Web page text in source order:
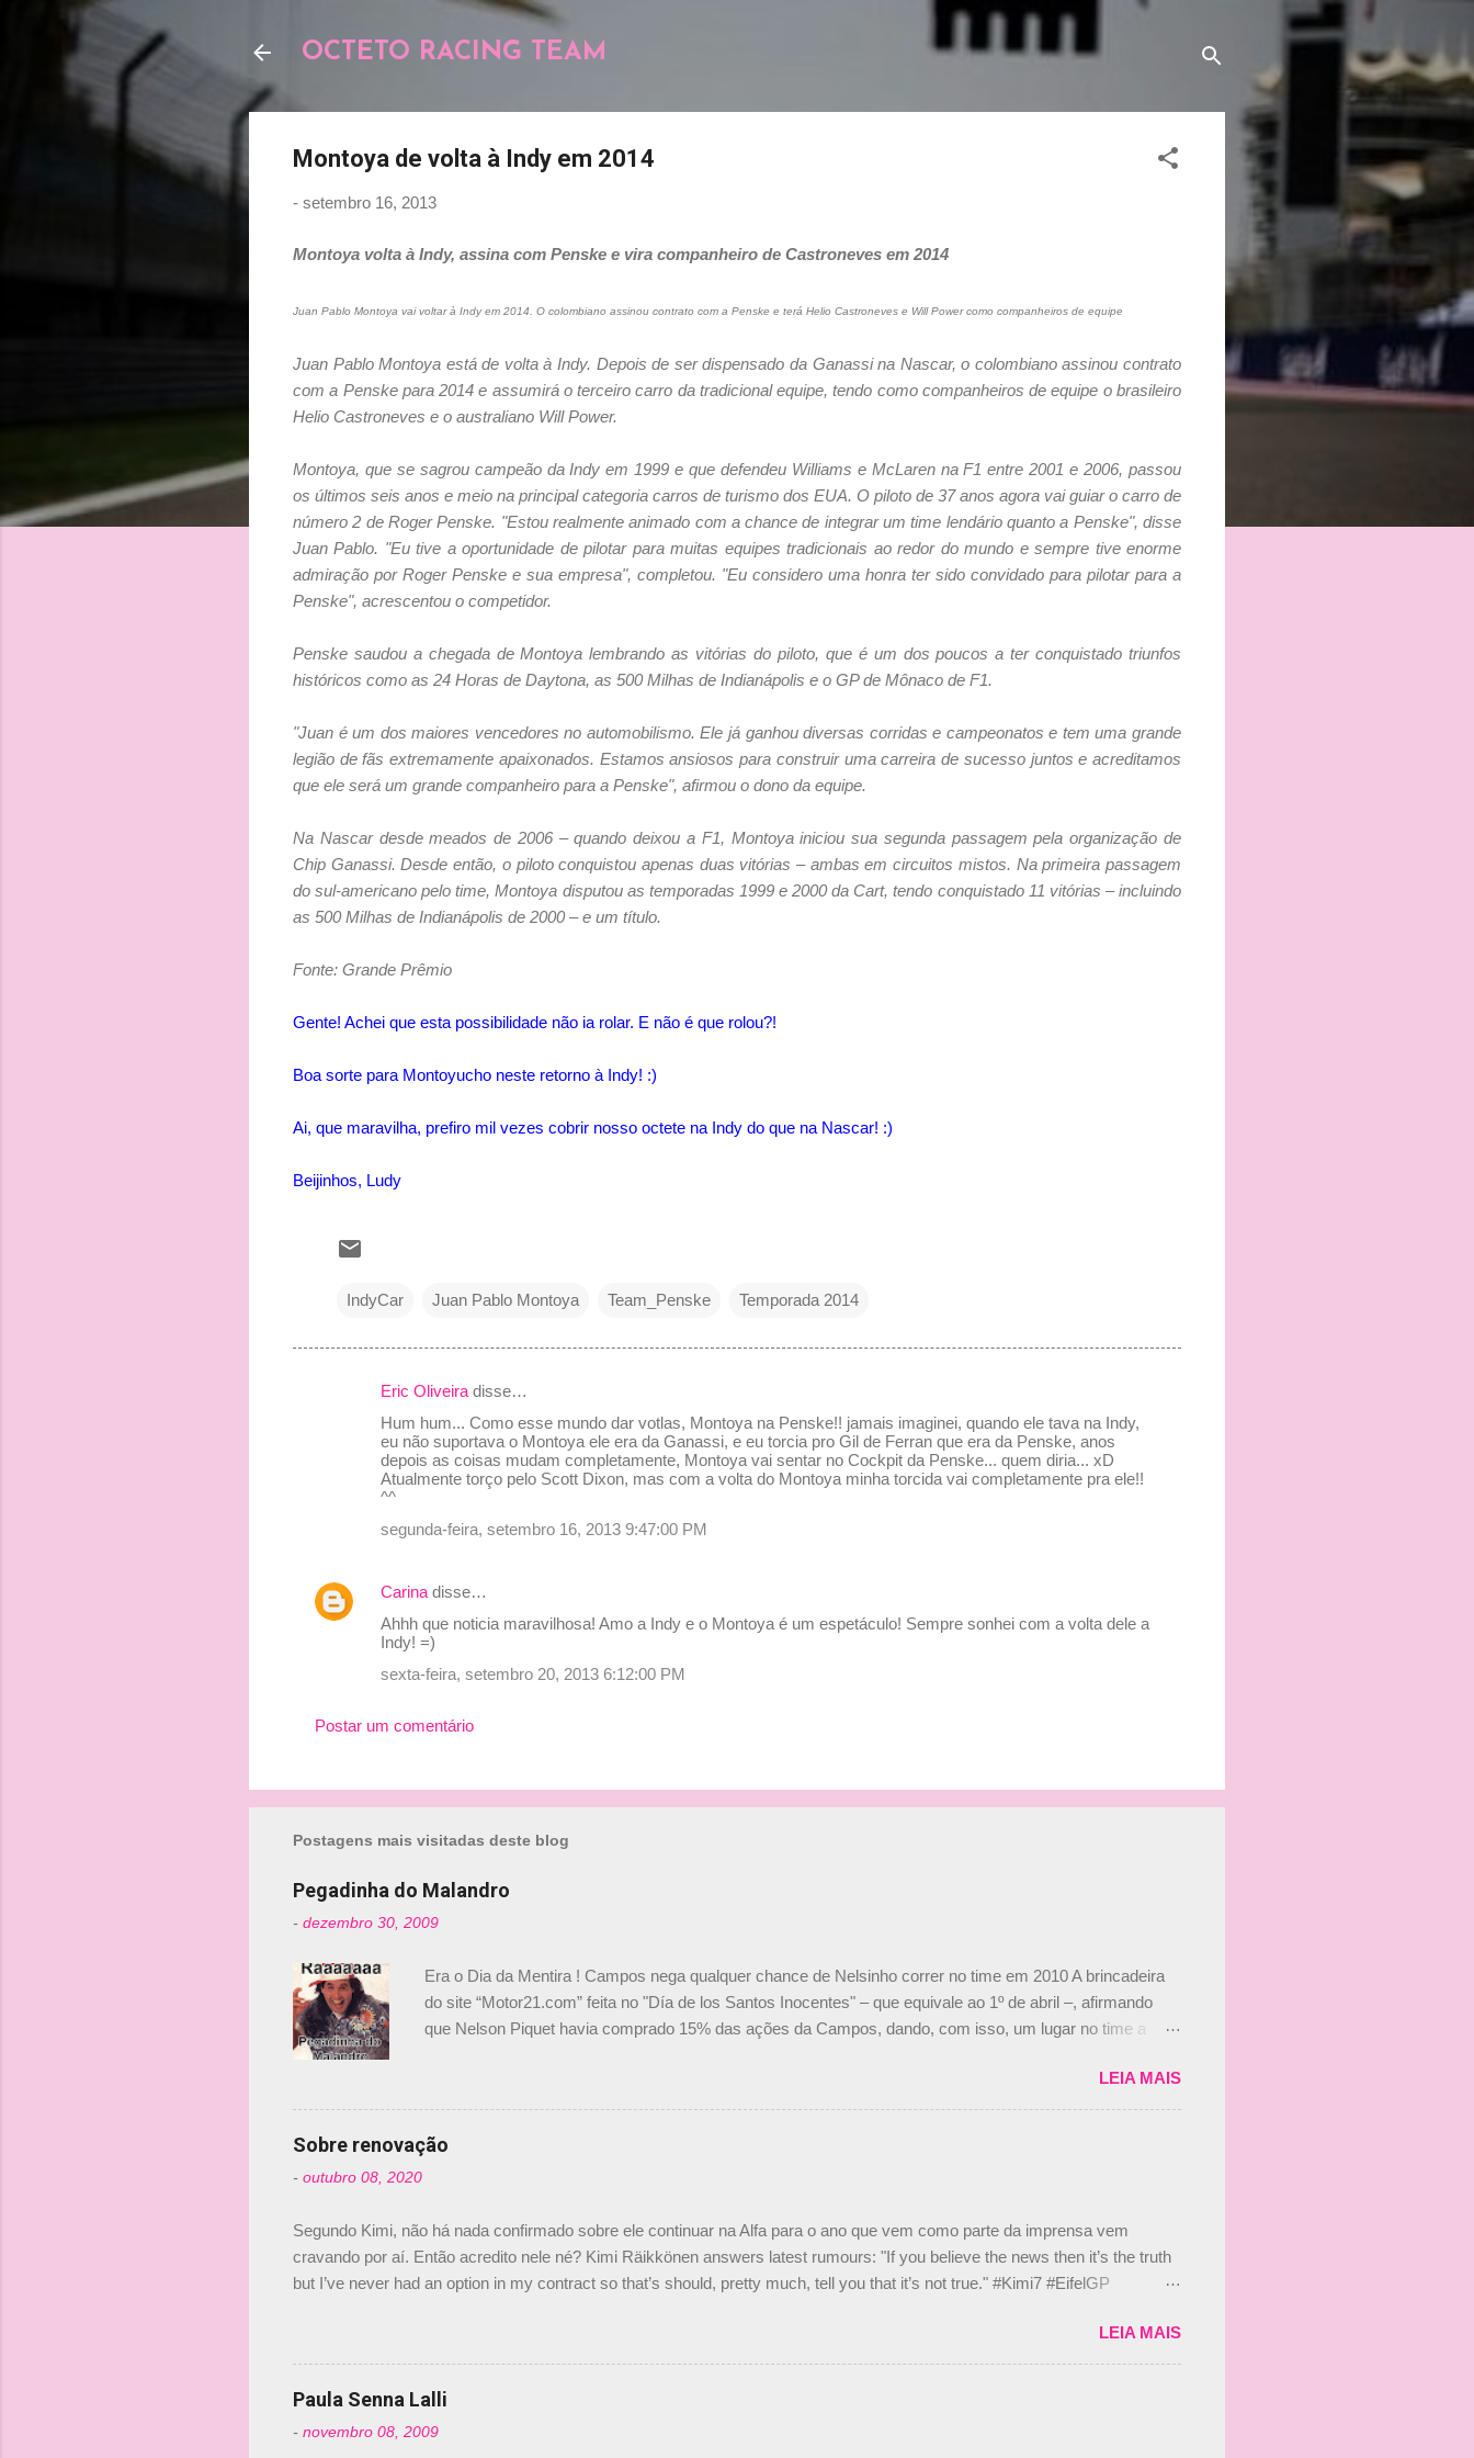
OCTETO RACING TEAM
Montoya de volta à Indy em 2014
- setembro 16, 2013
Montoya volta à Indy, assina com Penske e vira companheiro de Castroneves em 2014
Juan Pablo Montoya vai voltar à Indy em 2014. O colombiano assinou contrato com a Penske e terá Helio Castroneves e Will Power como companheiros de equipe
Juan Pablo Montoya está de volta à Indy. Depois de ser dispensado da Ganassi na Nascar, o colombiano assinou contrato
com a Penske para 2014 e assumirá o terceiro carro da tradicional equipe, tendo como companheiros de equipe o brasileiro
Helio Castroneves e o australiano Will Power.
Montoya, que se sagrou campeão da Indy em 1999 e que defendeu Williams e McLaren na F1 entre 2001 e 2006, passou
os últimos seis anos e meio na principal categoria carros de turismo dos EUA. O piloto de 37 anos agora vai guiar o carro de
número 2 de Roger Penske. "Estou realmente animado com a chance de integrar um time lendário quanto a Penske", disse
Juan Pablo. "Eu tive a oportunidade de pilotar para muitas equipes tradicionais ao redor do mundo e sempre tive enorme
admiração por Roger Penske e sua empresa", completou. "Eu considero uma honra ter sido convidado para pilotar para a
Penske", acrescentou o competidor.
Penske saudou a chegada de Montoya lembrando as vitórias do piloto, que é um dos poucos a ter conquistado triunfos
históricos como as 24 Horas de Daytona, as 500 Milhas de Indianápolis e o GP de Mônaco de F1.
"Juan é um dos maiores vencedores no automobilismo. Ele já ganhou diversas corridas e campeonatos e tem uma grande
legião de fãs extremamente apaixonados. Estamos ansiosos para construir uma carreira de sucesso juntos e acreditamos
que ele será um grande companheiro para a Penske", afirmou o dono da equipe.
Na Nascar desde meados de 2006 – quando deixou a F1, Montoya iniciou sua segunda passagem pela organização de
Chip Ganassi. Desde então, o piloto conquistou apenas duas vitórias – ambas em circuitos mistos. Na primeira passagem
do sul-americano pelo time, Montoya disputou as temporadas 1999 e 2000 da Cart, tendo conquistado 11 vitórias – incluindo
as 500 Milhas de Indianápolis de 2000 – e um título.
Fonte: Grande Prêmio
Gente! Achei que esta possibilidade não ia rolar. E não é que rolou?!
Boa sorte para Montoyucho neste retorno à Indy! :)
Ai, que maravilha, prefiro mil vezes cobrir nosso octete na Indy do que na Nascar! :)
Beijinhos, Ludy
IndyCar Juan Pablo Montoya Team_Penske Temporada 2014
á
r
Eric Oliveira disse…
Hum hum... Como esse mundo dar votlas, Montoya na Penske!! jamais imaginei, quando ele tava na Indy,
eu não suportava o Montoya ele era da Ganassi, e eu torcia pro Gil de Ferran que era da Penske, anos
depois as coisas mudam completamente, Montoya vai sentar no Cockpit da Penske... quem diria... xD
Atualmente torço pelo Scott Dixon, mas com a volta do Montoya minha torcida vai completamente pra ele!!
^^
segunda-feira, setembro 16, 2013 9:47:00 PM
Carina disse…
Ahhh que noticia maravilhosa! Amo a Indy e o Montoya é um espetáculo! Sempre sonhei com a volta dele a
Indy! =)
sexta-feira, setembro 20, 2013 6:12:00 PM
Postar um comentário
Postagens mais visitadas deste blog
Pegadinha do Malandro
- dezembro 30, 2009
Era o Dia da Mentira ! Campos nega qualquer chance de Nelsinho correr no time em 2010 A brincadeira
do site “Motor21.com” feita no "Día de los Santos Inocentes" – que equivale ao 1º de abril –, afirmando
que Nelson Piquet havia comprado 15% das ações da Campos, dando, com isso, um lugar no time a
dirigente foi taxativo ao declarar que o brasileiro não será o companheiro de Bruno Senna em 2010. "Na
verdade, nós recebemos uma oferta de Piquet", admitiu Audetto. “Mas depois de ter assinado com Bruno
Senna, não podemos ter dois brasileiros”, explicou, dizendo ainda que não tem nada contra o filho do
LEIA MAIS
Sobre renovação
- outubro 08, 2020
Segundo Kimi, não há nada confirmado sobre ele continuar na Alfa para o ano que vem como parte da imprensa vem
cravando por aí. Então acredito nele né? Kimi Räikkönen answers latest rumours: "If you believe the news then it’s the truth
but I’ve never had an option in my contract so that’s should, pretty much, tell you that it’s not true." #Kimi7 #EifelGP
falando sobre o fato do Iceman estar há tantos anos na F1. What is it like to have Kimi as a team mate? 🙌 Over to you,
@RGrosjean ! #EifelGP 🇩🇪 #F1 pic.twitter.com/GSAu1LWnwW — Formula 1 (@F1) October 8, 2020 Beijinhos, Ludy
LEIA MAIS
Paula Senna Lalli
- novembro 08, 2009